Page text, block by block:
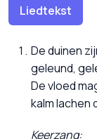
Liedtekst
De duinen
geleund,
De vloed
kalm lachen
Keerzang: